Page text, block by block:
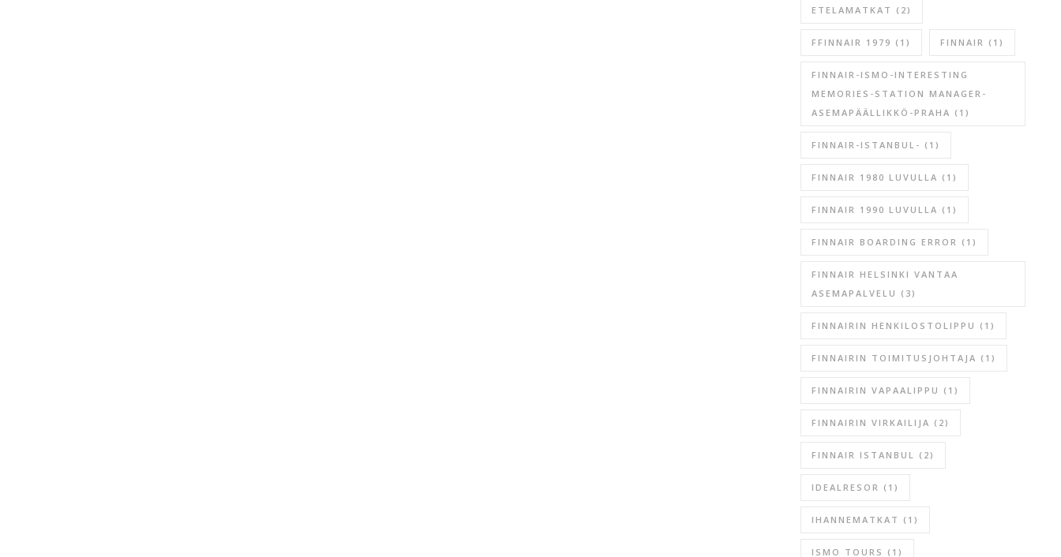
ETELAMATKAT (2)
FFINNAIR 1979 (1) FINNAIR (1)
FINNAIR-ISMO-INTERESTING
MEMORIES-STATION MANAGER-
ASEMAPÄÄLLIKKÖ-PRAHA (1)
FINNAIR-ISTANBUL- (1)
FINNAIR 1980 LUVULLA (1)
FINNAIR 1990 LUVULLA (1)
FINNAIR BOARDING ERROR (1)
FINNAIR HELSINKI VANTAA
ASEMAPALVELU (3)
FINNAIRIN HENKILOSTOLIPPU (1)
FINNAIRIN TOIMITUSJOHTAJA (1)
FINNAIRIN VAPAALIPPU (1)
FINNAIRIN VIRKAILIJA (2)
FINNAIR ISTANBUL (2)
IDEALRESOR (1)
IHANNEMATKAT (1)
ISMO TOURS (1)